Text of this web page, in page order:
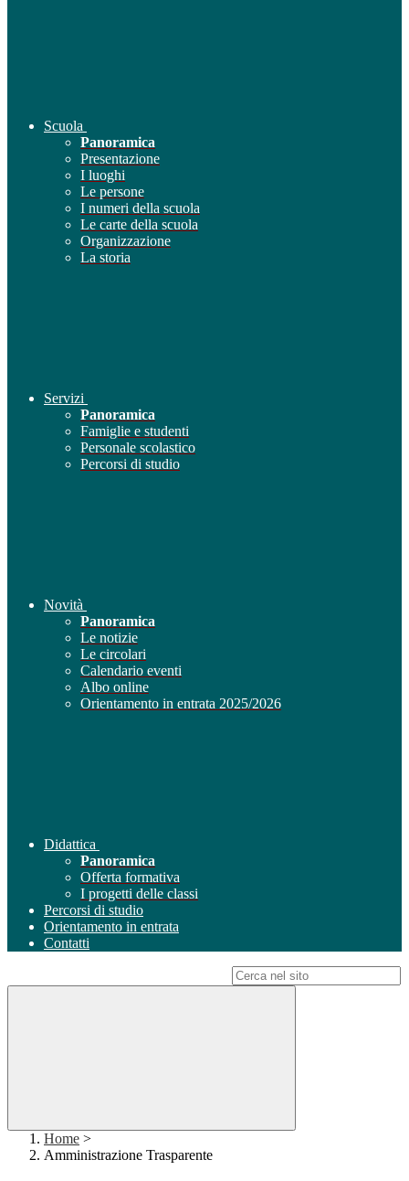
Scuola
Panoramica
Presentazione
I luoghi
Le persone
I numeri della scuola
Le carte della scuola
Organizzazione
La storia
Servizi
Panoramica
Famiglie e studenti
Personale scolastico
Percorsi di studio
Novità
Panoramica
Le notizie
Le circolari
Calendario eventi
Albo online
Orientamento in entrata 2025/2026
Didattica
Panoramica
Offerta formativa
I progetti delle classi
Percorsi di studio
Orientamento in entrata
Contatti
Home >
Amministrazione Trasparente